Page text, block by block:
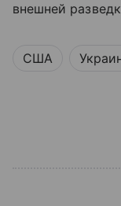
внешней
США